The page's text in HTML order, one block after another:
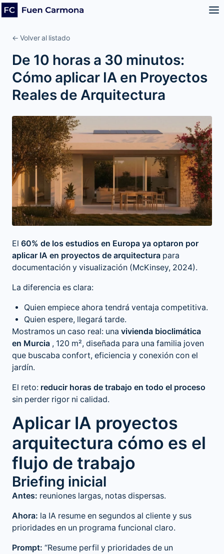
← Volver al listado
De 10 horas a 30 minutos:
Cómo aplicar IA en Proyectos
Reales de Arquitectura
El 60% de los estudios en Europa ya optaron por
aplicar IA en proyectos de arquitectura para
documentación y visualización (McKinsey, 2024).
La diferencia es clara:
Quien empiece ahora tendrá ventaja competitiva.
Quien espere, llegará tarde.
Mostramos un caso real: una vivienda bioclimática
en Murcia , 120 m², diseñada para una familia joven
que buscaba confort, eficiencia y conexión con el
jardín.
El reto: reducir horas de trabajo en todo el proceso
sin perder rigor ni calidad.
Aplicar IA proyectos
arquitectura cómo es el
flujo de trabajo
Briefing inicial
Antes: reuniones largas, notas dispersas.
Ahora: la IA resume en segundos al cliente y sus
prioridades en un programa funcional claro.
Prompt: “Resume perfil y prioridades de un